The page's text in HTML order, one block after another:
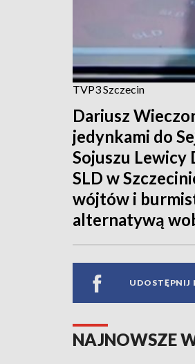
TVP3 Szczecin
Dariusz
jedynkami do
Sojuszu
SLD w
wójtów i
alternatywą
UDOSTĘPNIJ
NAJNOWSZE